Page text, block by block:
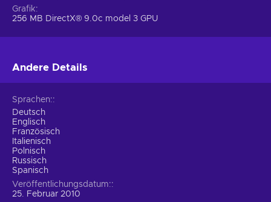
Grafik
256 MB DirectX® 9.0c model 3 GPU
Andere Details
Sprachen:
Deutsch
Englisch
Französisch
Italienisch
Polnisch
Russisch
Spanisch
Veröffentlichungsdatum:
25. Februar 2010